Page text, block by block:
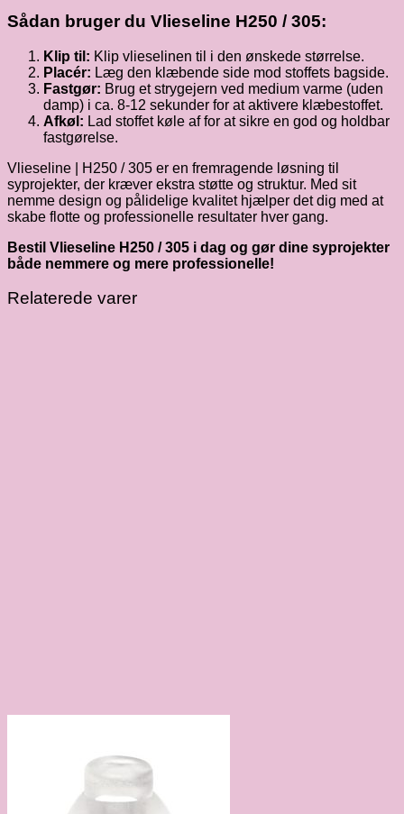
Sådan bruger du Vlieseline H250 / 305:
Klip til: Klip vlieselinen til i den ønskede størrelse.
Placér: Læg den klæbende side mod stoffets bagside.
Fastgør: Brug et strygejern ved medium varme (uden
damp) i ca. 8-12 sekunder for at aktivere klæbestoffet.
Afkøl: Lad stoffet køle af for at sikre en god og holdbar
fastgørelse.
Vlieseline | H250 / 305 er en fremragende løsning til
syprojekter, der kræver ekstra støtte og struktur. Med sit
nemme design og pålidelige kvalitet hjælper det dig med at
skabe flotte og professionelle resultater hver gang.
Bestil Vlieseline H250 / 305 i dag og gør dine syprojekter
både nemmere og mere professionelle!
Relaterede varer